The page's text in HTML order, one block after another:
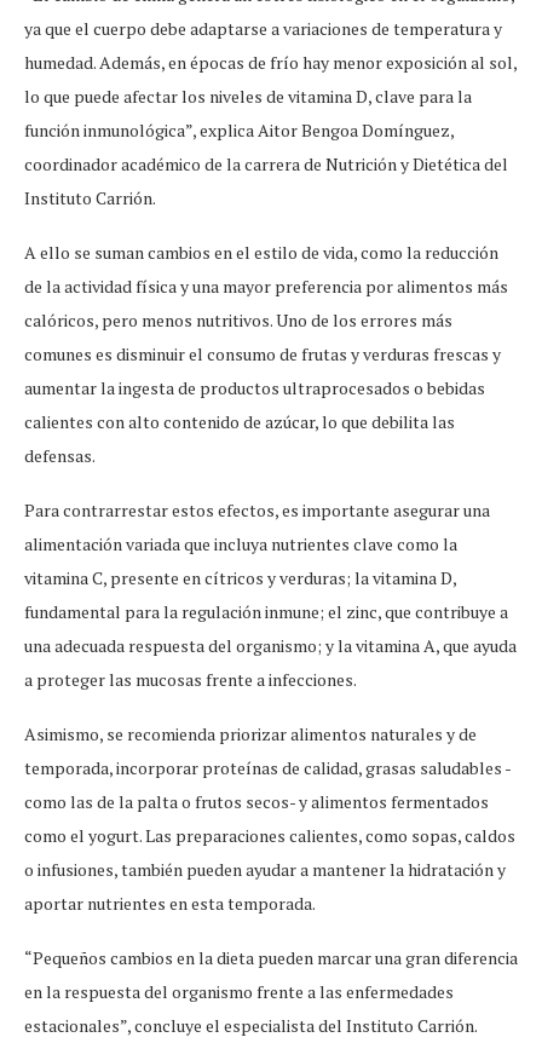
ya que el cuerpo debe adaptarse a variaciones de temperatura y
humedad. Además, en épocas de frío hay menor exposición al sol,
lo que puede afectar los niveles de vitamina D, clave para la
función inmunológica”, explica Aitor Bengoa Domínguez,
coordinador académico de la carrera de Nutrición y Dietética del
Instituto Carrión.
A ello se suman cambios en el estilo de vida, como la reducción
de la actividad física y una mayor preferencia por alimentos más
calóricos, pero menos nutritivos. Uno de los errores más
comunes es disminuir el consumo de frutas y verduras frescas y
aumentar la ingesta de productos ultraprocesados o bebidas
calientes con alto contenido de azúcar, lo que debilita las
defensas.
Para contrarrestar estos efectos, es importante asegurar una
alimentación variada que incluya nutrientes clave como la
vitamina C, presente en cítricos y verduras; la vitamina D,
fundamental para la regulación inmune; el zinc, que contribuye a
una adecuada respuesta del organismo; y la vitamina A, que ayuda
a proteger las mucosas frente a infecciones.
Asimismo, se recomienda priorizar alimentos naturales y de
temporada, incorporar proteínas de calidad, grasas saludables -
como las de la palta o frutos secos- y alimentos fermentados
como el yogurt. Las preparaciones calientes, como sopas, caldos
o infusiones, también pueden ayudar a mantener la hidratación y
aportar nutrientes en esta temporada.
“Pequeños cambios en la dieta pueden marcar una gran diferencia
en la respuesta del organismo frente a las enfermedades
estacionales”, concluye el especialista del Instituto Carrión.